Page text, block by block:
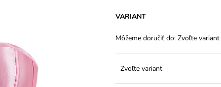
VARIANT
Môžeme doručiť do: Zvoľte variant
Zvoľte variant